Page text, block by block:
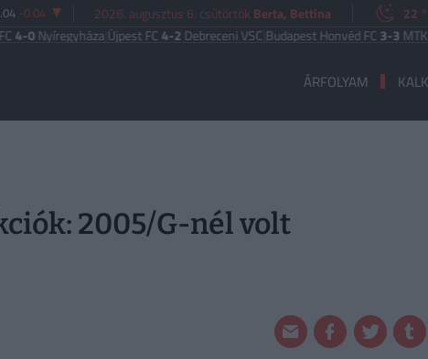
-0.04 2026. augusztus 6. csütörtök Berta, Bettina 22
|Újpest FC4-2Debreceni VSC|Budapest Honvéd FC3-3MTK
ÁRFOLYAM
2005/G-nél volt